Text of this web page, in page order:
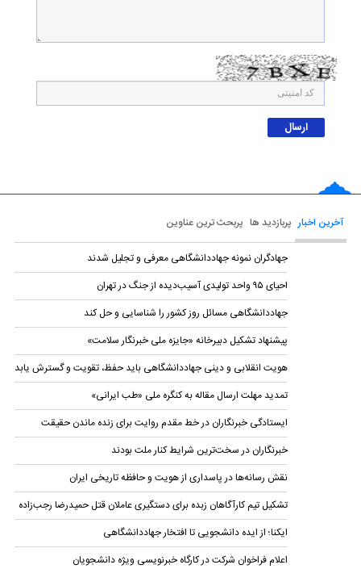
آخرین اخبار پربازدید ها پربحث ترین عناوین
جهادگران نمونه جهاددانشگاهی معرفی و تجلیل شدند
احیای ۹۵ واحد تولیدی آسیب‌دیده از جنگ در تهران
جهاددانشگاهی مسائل روز کشور را شناسایی و حل کند
پیشنهاد تشکیل دبیرخانه «جایزه ملی خبرنگار سلامت»
هویت انقلابی و دینی جهاددانشگاهی باید حفظ، تقویت و گسترش یابد
تمدید مهلت ارسال مقاله به کنگره ملی «طب ایرانی»
ایستادگی خبرنگاران در خط مقدم روایت برای زنده ماندن حقیقت
خبرنگاران در سخت‌ترین شرایط کنار ملت بودند
نقش رسانه‌ها در پاسداری از هویت و حافظه تاریخی ایران
تشکیل تیم کارآگاهان زبده برای دستگیری عاملان قتل حمیدرضا رجب‌زاده
ایکنا؛ از ایده دانشجویی تا افتخار جهاددانشگاهی
اعلام فراخوان شرکت در کارگاه خبرنویسی ویژه دانشجویان